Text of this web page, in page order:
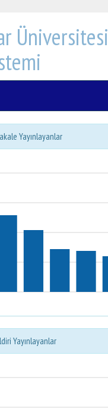
Üniversitesi
Yayınlayanlar
Yayınlayanlar